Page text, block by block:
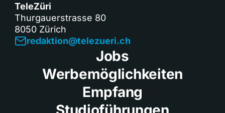
TeleZüri
Thurgauerstrasse 80
8050 Zürich
redaktion@telezueri.ch
Jobs
Werbemöglichkeiten
Empfang